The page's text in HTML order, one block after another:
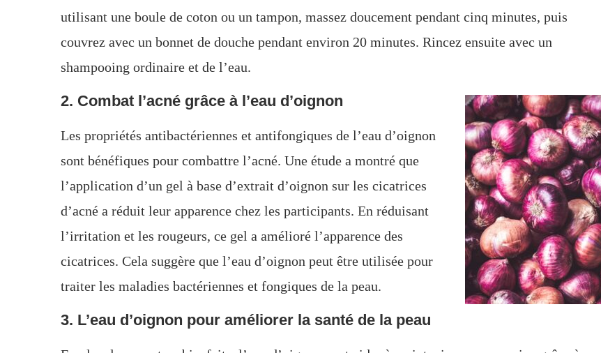
utilisant une boule de coton ou un tampon, massez doucement pendant cinq minutes, puis
couvrez avec un bonnet de douche pendant environ 20 minutes. Rincez ensuite avec un
shampooing ordinaire et de l’eau.
2. Combat l’acné grâce à l’eau d’oignon
Les propriétés antibactériennes et antifongiques de l’eau d’oignon
sont bénéfiques pour combattre l’acné. Une étude a montré que
l’application d’un gel à base d’extrait d’oignon sur les cicatrices
d’acné a réduit leur apparence chez les participants. En réduisant
l’irritation et les rougeurs, ce gel a amélioré l’apparence des
cicatrices. Cela suggère que l’eau d’oignon peut être utilisée pour
traiter les maladies bactériennes et fongiques de la peau.
3. L’eau d’oignon pour améliorer la santé de la peau